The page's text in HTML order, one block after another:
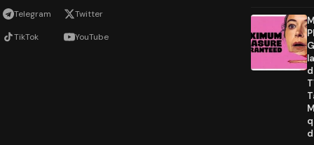
Telegram Twitter
TikTok YouTube